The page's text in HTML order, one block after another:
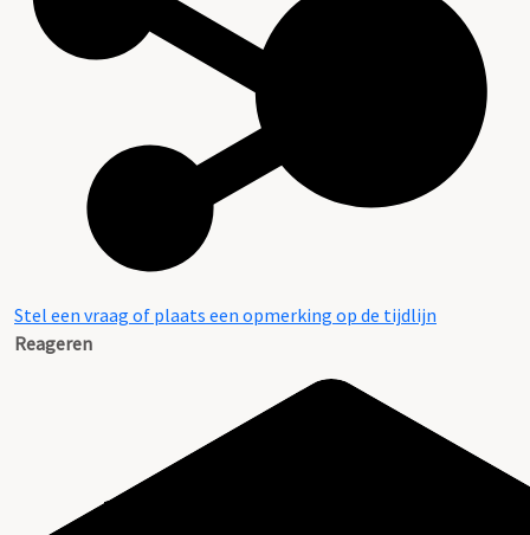
Stel een vraag of plaats een opmerking op de tijdlijn
Reageren